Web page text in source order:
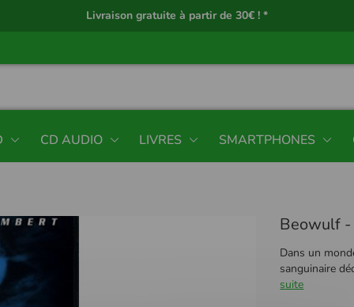
Livraison gratuite à partir de 30€ ! *
CD AUDIO LIVRES SMARTPHONES
Beowulf
Dans un
sanguinaire
suite